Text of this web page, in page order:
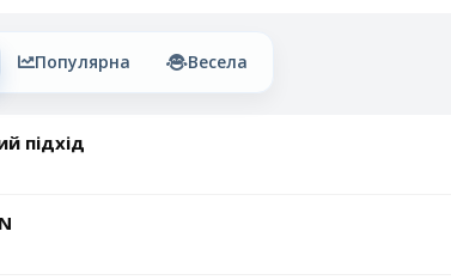
Популярна Весела
підхід